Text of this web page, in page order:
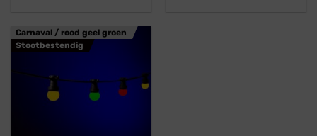
Carnaval / rood geel groen
Stootbestendig